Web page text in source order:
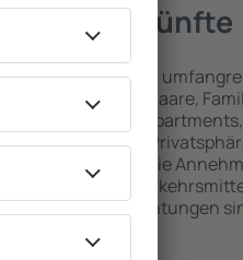
Unterkünfte
umfassen ein
Alleinreisende, Paare,
können in
die maximale
Yambol befinden. Die
öffentlichen
und Freizeiteinrichtungen